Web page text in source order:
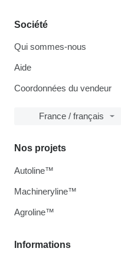
Société
Qui sommes-nous
Aide
Coordonnées du vendeur
France / français
Informations
Nos projets
Autoline™
Machineryline™
Agroline™